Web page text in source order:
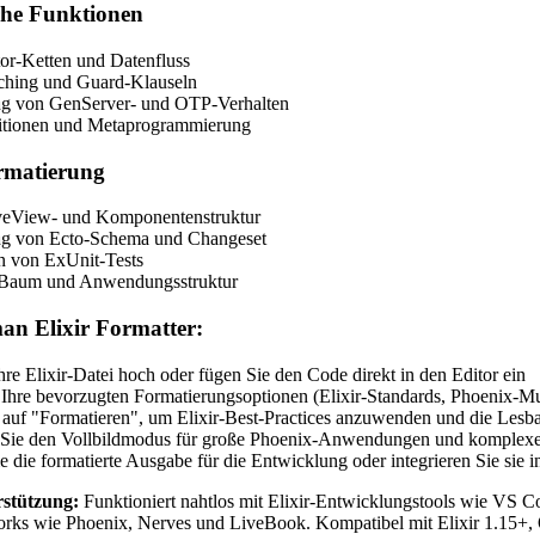
Funktionen
Ketten und Datenfluss
und Guard-Klauseln
von GenServer- und OTP-Verhalten
und Metaprogrammierung
und Komponentenstruktur
von Ecto-Schema und Changeset
von ExUnit-Tests
und Anwendungsstruktur
Elixir Formatter:
Elixir-Datei hoch oder fügen Sie den Code direkt in den Editor ein
bevorzugten Formatierungsoptionen (Elixir-Standards, Phoenix-
"Formatieren", um Elixir-Best-Practices anzuwenden und die
den Vollbildmodus für große Phoenix-Anwendungen und
die formatierte Ausgabe für die Entwicklung oder integrieren Sie sie
Funktioniert nahtlos mit Elixir-Entwicklungstools wie VS
wie Phoenix, Nerves und LiveBook. Kompatibel mit Elixir